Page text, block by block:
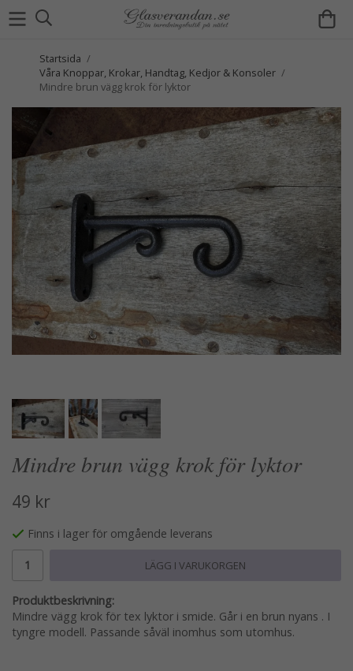
Startsida /
Våra Knoppar, Krokar, Handtag, Kedjor & Konsoler /
Mindre brun vägg krok för lyktor
Mindre brun vägg krok för lyktor
49 kr
Finns i lager för omgående leverans
LÄGG I VARUKORGEN
Produktbeskrivning:
Mindre vägg krok för tex lyktor i smide. Går i en brun nyans . I
tyngre modell. Passande såväl inomhus som utomhus.